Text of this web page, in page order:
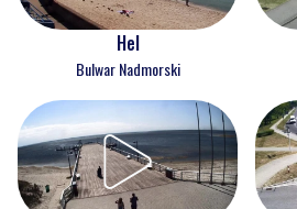
Hel
Bulwar Nadmorski